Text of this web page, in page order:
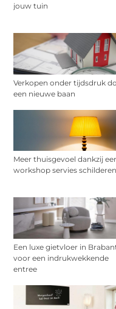
jouw tuin
Verkopen onder tijdsdruk
een nieuwe baan
Meer thuisgevoel dankzij
workshop servies schilderen
Een luxe gietvloer in
voor een indrukwekkende
entree